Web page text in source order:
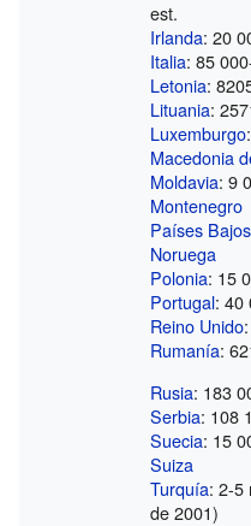
est.
Irlanda: 20
Italia: 85
Letonia:
Lituania:
Luxemburgo
Macedonia
Moldavia: 9
Montenegro
Países Bajos
Noruega
Polonia: 15
Portugal: 40
Reino Unido
Rumanía:
Rusia: 183
Serbia: 108
Suecia: 15
Suiza
Turquía: 2-5
de 2001)